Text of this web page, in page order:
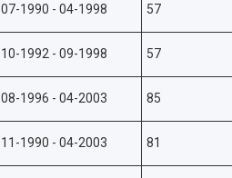
07-1990 - 04-1998 57
10-1992 - 09-1998 57
08-1996 - 04-2003 85
11-1990 - 04-2003 81